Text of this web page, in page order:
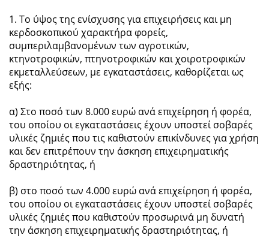
1. Το ύψος της ενίσχυσης για επιχειρήσεις και μη
κερδοσκοπικού χαρακτήρα φορείς,
συμπεριλαμβανομένων των αγροτικών,
κτηνοτροφικών, πτηνοτροφικών και χοιροτροφικών
εκμεταλλεύσεων, με εγκαταστάσεις, καθορίζεται ως
εξής:
α) Στο ποσό των 8.000 ευρώ ανά επιχείρηση ή φορέα,
του οποίου οι εγκαταστάσεις έχουν υποστεί σοβαρές
υλικές ζημιές που τις καθιστούν επικίνδυνες για χρήση
και δεν επιτρέπουν την άσκηση επιχειρηματικής
δραστηριότητας, ή
β) στο ποσό των 4.000 ευρώ ανά επιχείρηση ή φορέα,
του οποίου οι εγκαταστάσεις έχουν υποστεί σοβαρές
υλικές ζημιές που καθιστούν προσωρινά μη δυνατή
την άσκηση επιχειρηματικής δραστηριότητας, ή